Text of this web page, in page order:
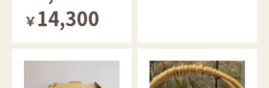
￥14,300